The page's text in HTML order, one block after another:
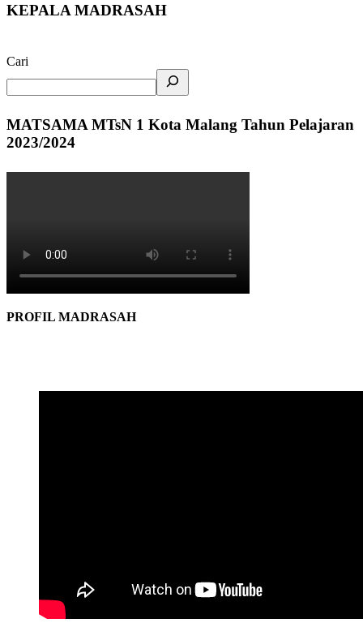
KEPALA MADRASAH
Cari
MATSAMA MTsN 1 Kota Malang Tahun Pelajaran
2023/2024
PROFIL MADRASAH